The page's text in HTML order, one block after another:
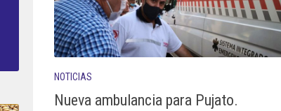
NOTICIAS
Nueva ambulancia para Pujato.